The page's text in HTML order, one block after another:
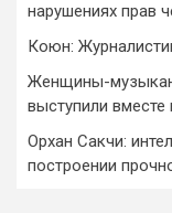
нарушениях прав
Коюн:
Женщины-
выступили
Орхан Сакчи:
построении